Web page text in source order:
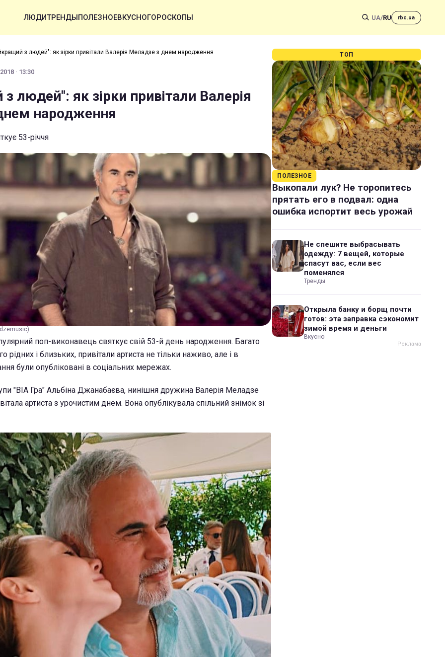
ЛЮДИТРЕНДЫПОЛЕЗНОЕВКУСНОГОРОСКОПЫ UA/RU rbc.ua
з людей": як зірки привітали Валерія Меладзе з днем народження
· 13:30
людей": як зірки привітали Валерія
народження
53-річчя
поп-виконавець святкує свій 53-й день народження. Багато
рідних і близьких, привітали артиста не тільки наживо, але і в
були опубліковані в соціальних мережах.
"ВІА Гра" Альбіна Джанабаєва, нинішня дружина Валерія Меладзе
артиста з урочистим днем. Вона опублікувала спільний знімок зі
ТОП
ПОЛЕЗНОЕ
Выкопали лук? Не торопитесь
прятать его в подвал: одна
ошибка испортит весь урожай
Не спешите выбрасывать
одежду: 7 вещей, которые
спасут вас, если вес
поменялся
Тренды
Открыла банку и борщ почти
готов: эта заправка сэкономит
зимой время и деньги
Вкусно